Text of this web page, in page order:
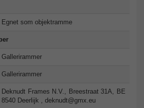
Egnet som objektramme
Gallerirammer
Gallerirammer
Deknudt Frames N.V., Breestraat 31A, BE
8540 Deerlijk , deknudt@gmx.eu